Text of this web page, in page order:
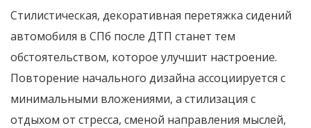
Стилистическая, декоративная перетяжка сидений
автомобиля в СПб после ДТП станет тем
обстоятельством, которое улучшит настроение.
Повторение начального дизайна ассоциируется с
минимальными вложениями, а стилизация с
отдыхом от стресса, сменой направления мыслей,